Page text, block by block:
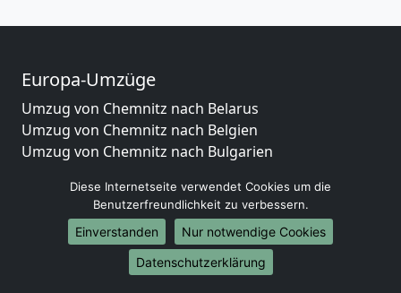
Europa-Umzüge
Umzug von Chemnitz nach Belarus
Umzug von Chemnitz nach Belgien
Umzug von Chemnitz nach Bulgarien
Umzug von Chemnitz nach England
Umzug von Chemnitz nach Portugal
Umzug von Chemnitz nach Bosnien
und Herzegowina
Umzug von Chemnitz nach Irland
Diese Internetseite verwendet Cookies um die
Benutzerfreundlichkeit zu verbessern.
Einverstanden
Nur notwendige Cookies
Datenschutzerklärung